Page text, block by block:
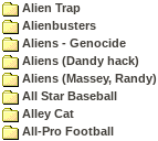
Alien Trap
Alienbusters
Aliens - Genocide
Aliens (Dandy hack)
Aliens (Massey, Randy)
All Star Baseball
Alley Cat
All-Pro Football